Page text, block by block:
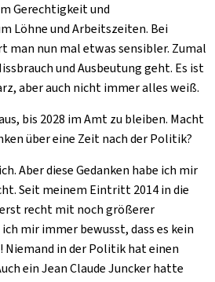
Gerechtigkeit und
Löhne und Arbeitszeiten. Bei
man nun mal etwas sensibler. Zumal
und Ausbeutung geht. Es ist
aber auch nicht immer alles weiß.
bis 2028 im Amt zu bleiben. Macht
über eine Zeit nach der Politik?
Aber diese Gedanken habe ich mir
Seit meinem Eintritt 2014 in die
recht mit noch größerer
mir immer bewusst, dass es kein
Niemand in der Politik hat einen
ein Jean Claude Juncker hatte